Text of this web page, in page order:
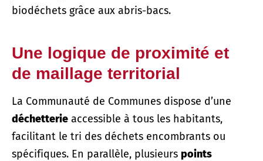
biodéchets grâce aux abris-bacs.
Une logique de proximité et
de maillage territorial
La Communauté de Communes dispose d’une
déchetterie accessible à tous les habitants,
facilitant le tri des déchets encombrants ou
spécifiques. En parallèle, plusieurs points